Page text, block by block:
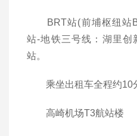
BRT站(前埔枢纽站
站-地铁三号线：湖里创
站。
乘坐出租车全程约10
高崎机场T3航站楼